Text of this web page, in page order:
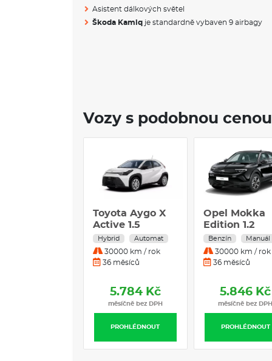
Asistent dálkových světel
Škoda Kamiq je standardně vybaven 9 airbagy
Vozy s podobnou cenou
Toyota Aygo X
Active 1.5
Hybrid 85 kW
Hybridní
Automatická
Hybrid Automat
30000 km / rok
36 měsíců
PROHLÉDNOUT
5.784 Kč
měsíčně bez DPH
Opel Mokka
Edition 1.2
TURBO 100
Benzín
Manuální
Benzín Manuál
30000 km / rok
36 měsíců
PROHLÉDNOUT
5.846 Kč
měsíčně bez DPH